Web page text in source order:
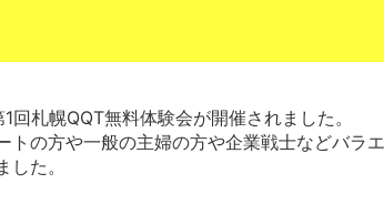
回札幌QQT無料体験会が開催されました。
トの方や一般の主婦の方や企業戦士などバラ
した。